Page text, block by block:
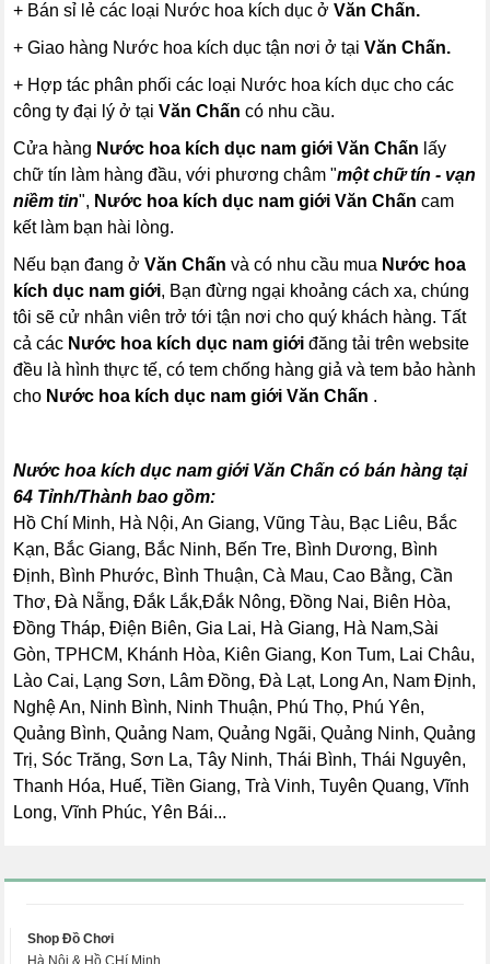
+ Bán sỉ lẻ các loại Nước hoa kích dục ởVăn Chấn.
+ Giao hàng Nước hoa kích dục tận nơi ở tạiVăn Chấn.
+ Hợp tác phân phối các loại Nước hoa kích dục cho các
công ty đại lý ở tạiVăn Chấncó nhu cầu.
Cửa hàng Nước hoa kích dục nam giới Văn Chấn lấy
chữ tín làm hàng đầu, với phương châm "một chữ tín - vạn
niềm tin", Nước hoa kích dục nam giới Văn Chấncam
kết làm bạn hài lòng.
Nếu bạn đang ởVăn Chấnvà có nhu cầu mua Nước hoa
kích dục nam giới, Bạn đừng ngại khoảng cách xa, chúng
tôi sẽ cử nhân viên trở tới tận nơi cho quý khách hàng. Tất
cả các Nước hoa kích dục nam giới đăng tải trên website
đều là hình thực tế, có tem chống hàng giả và tem bảo hành
cho Nước hoa kích dục nam giới Văn Chấn .
Nước hoa kích dục nam giới Văn Chấn có bán hàng tại
64 Tỉnh/Thành bao gồm:
Hồ Chí Minh, Hà Nội, An Giang, Vũng Tàu, Bạc Liêu, Bắc
Kạn, Bắc Giang, Bắc Ninh, Bến Tre, Bình Dương, Bình
Định, Bình Phước, Bình Thuận, Cà Mau, Cao Bằng, Cần
Thơ, Đà Nẵng, Đắk Lắk,Đắk Nông, Đồng Nai, Biên Hòa,
Đồng Tháp, Điện Biên, Gia Lai, Hà Giang, Hà Nam,Sài
Gòn, TPHCM, Khánh Hòa, Kiên Giang, Kon Tum, Lai Châu,
Lào Cai, Lạng Sơn, Lâm Đồng, Đà Lạt, Long An, Nam Định,
Nghệ An, Ninh Bình, Ninh Thuận, Phú Thọ, Phú Yên,
Quảng Bình, Quảng Nam, Quảng Ngãi, Quảng Ninh, Quảng
Trị, Sóc Trăng, Sơn La, Tây Ninh, Thái Bình, Thái Nguyên,
Thanh Hóa, Huế, Tiền Giang, Trà Vinh, Tuyên Quang, Vĩnh
Long, Vĩnh Phúc, Yên Bái...
Shop Đồ Chơi
Hà Nội & Hồ CHí Minh